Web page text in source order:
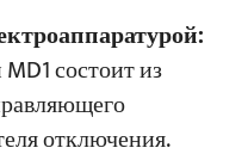
состоит из
отключения.